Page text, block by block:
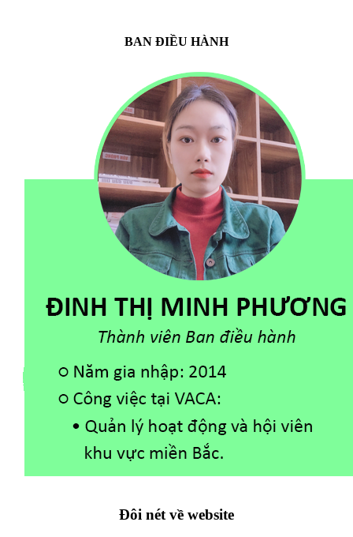
BAN ĐIỀU HÀNH
Đôi nét về website